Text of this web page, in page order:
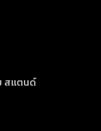
สแตนด์